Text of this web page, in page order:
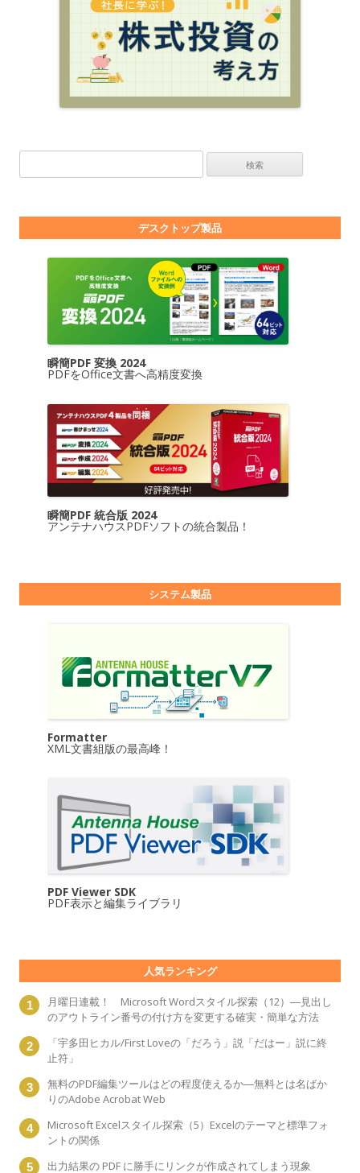
デスクトップ製品
瞬簡PDF 変換 2024
PDFをOffice文書へ高精度変換
瞬簡PDF 統合版 2024
アンテナハウスPDFソフトの統合製品！
システム製品
Formatter
XML文書組版の最高峰！
PDF Viewer SDK
PDF表示と編集ライブラリ
人気ランキング
月曜日連載！ Microsoft Wordスタイル探索（12）―見出し
のアウトライン番号の付け方を変更する確実・簡単な方法
「宇多田ヒカル/First Loveの「だろう」説「だはー」説に終
止符」
無料のPDF編集ツールはどの程度使えるか―無料とは名ばか
りのAdobe Acrobat Web
Microsoft Excelスタイル探索（5）Excelのテーマと標準フォ
ントの関係
出力結果の PDF に勝手にリンクが作成されてしまう現象